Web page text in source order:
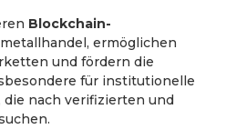
Blockchain-
ermöglichen
und fördern die
für institutionelle
nach verifizierten und